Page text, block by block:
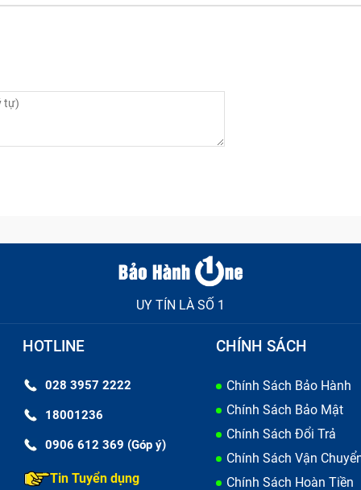
UY TÍN LÀ SỐ 1
HOTLINE
028 3957 2222
18001236
0906 612 369 (Góp ý)
Tin Tuyển dụng
CHÍNH SÁCH
Chính Sách Bảo Hành
Chính Sách Bảo Mật
Chính Sách Đổi Trả
Chính Sách Vận
Chính Sách Hoàn Tiền